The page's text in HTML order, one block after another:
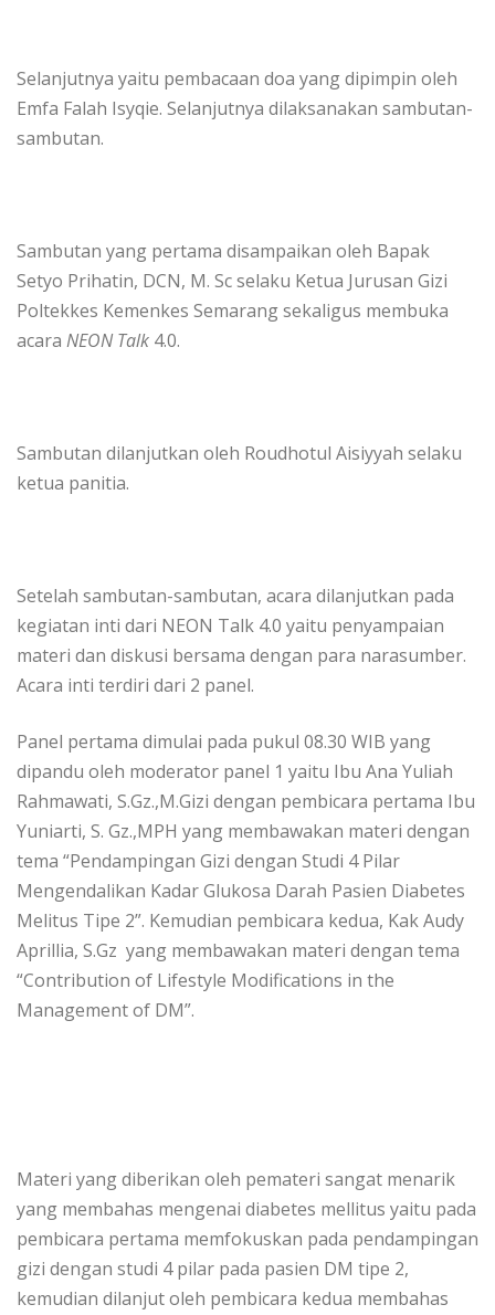
Selanjutnya yaitu pembacaan doa yang dipimpin oleh
Emfa Falah Isyqie. Selanjutnya dilaksanakan sambutan-
sambutan.
Sambutan yang pertama disampaikan oleh Bapak
Setyo Prihatin, DCN, M. Sc selaku Ketua Jurusan Gizi
Poltekkes Kemenkes Semarang sekaligus membuka
acara NEON Talk 4.0.
Sambutan dilanjutkan oleh Roudhotul Aisiyyah selaku
ketua panitia.
Setelah sambutan-sambutan, acara dilanjutkan pada
kegiatan inti dari NEON Talk 4.0 yaitu penyampaian
materi dan diskusi bersama dengan para narasumber.
Acara inti terdiri dari 2 panel.
Panel pertama dimulai pada pukul 08.30 WIB yang
dipandu oleh moderator panel 1 yaitu Ibu Ana Yuliah
Rahmawati, S.Gz.,M.Gizi dengan pembicara pertama Ibu
Yuniarti, S. Gz.,MPH yang membawakan materi dengan
tema “Pendampingan Gizi dengan Studi 4 Pilar
Mengendalikan Kadar Glukosa Darah Pasien Diabetes
Melitus Tipe 2”. Kemudian pembicara kedua, Kak Audy
Aprillia, S.Gz yang membawakan materi dengan tema
“Contribution of Lifestyle Modifications in the
Management of DM”.
Materi yang diberikan oleh pemateri sangat menarik
yang membahas mengenai diabetes mellitus yaitu pada
pembicara pertama memfokuskan pada pendampingan
gizi dengan studi 4 pilar pada pasien DM tipe 2,
kemudian dilanjut oleh pembicara kedua membahas